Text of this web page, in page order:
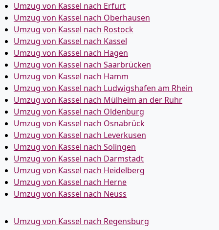
Umzug von Kassel nach Erfurt
Umzug von Kassel nach Oberhausen
Umzug von Kassel nach Rostock
Umzug von Kassel nach Kassel
Umzug von Kassel nach Hagen
Umzug von Kassel nach Saarbrücken
Umzug von Kassel nach Hamm
Umzug von Kassel nach Ludwigshafen am Rhein
Umzug von Kassel nach Mülheim an der Ruhr
Umzug von Kassel nach Oldenburg
Umzug von Kassel nach Osnabrück
Umzug von Kassel nach Leverkusen
Umzug von Kassel nach Solingen
Umzug von Kassel nach Darmstadt
Umzug von Kassel nach Heidelberg
Umzug von Kassel nach Herne
Umzug von Kassel nach Neuss
Umzug von Kassel nach Regensburg